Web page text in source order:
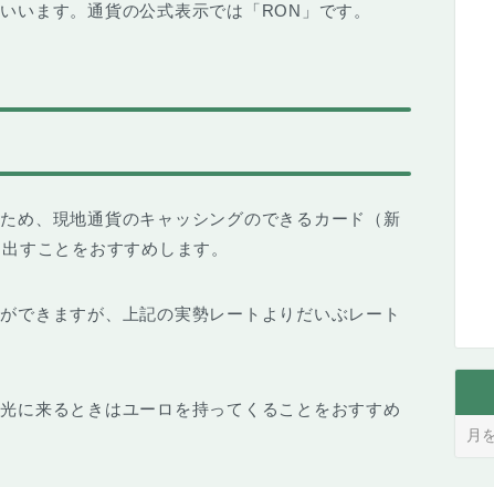
います。通貨の公式表示では「RON」です。
め、 現地通貨のキャッシングのできるカード
（新
すことをおすすめします。
できますが、上記の実勢レートよりだいぶレート
に来るときはユーロを持ってくることをおすすめ